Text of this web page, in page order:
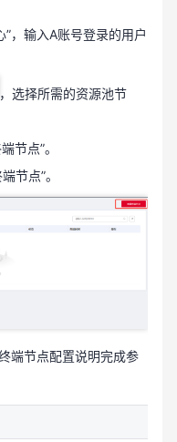
，输入A账号登录的用户
，选择所需的资源池节
节点”。
节点”。
端节点配置说明完成参